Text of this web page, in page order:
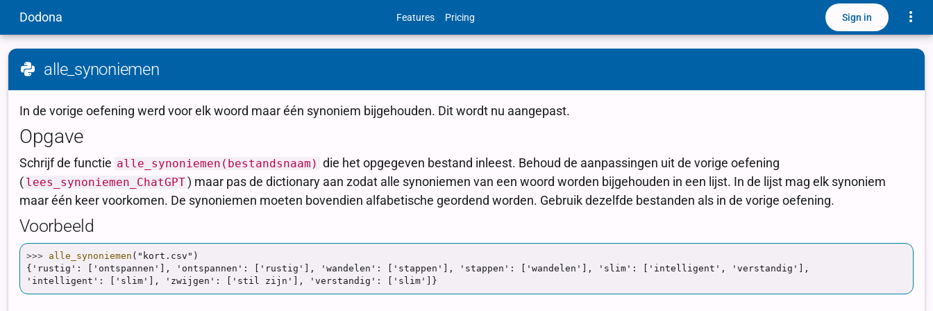
Dodona Features Pricing Sign in
alle_synoniemen